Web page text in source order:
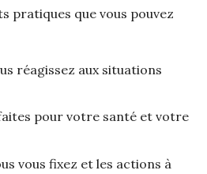
pratiques que vous pouvez
réagissez aux situations
pour votre santé et votre
vous fixez et les actions à